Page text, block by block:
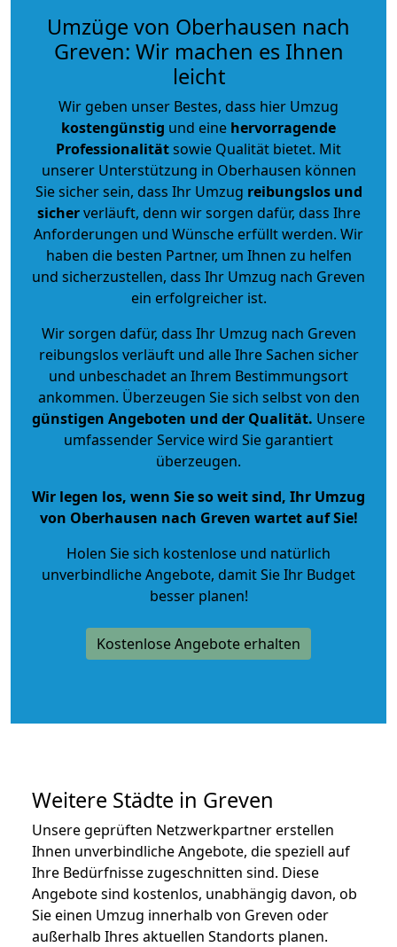
Umzüge von Oberhausen nach
Greven: Wir machen es Ihnen
leicht
Wir geben unser Bestes, dass hier Umzug
kostengünstig und eine hervorragende
Professionalitätsowie Qualität bietet. Mit
unserer Unterstützung in Oberhausen können
Sie sicher sein, dass Ihr Umzug reibungslos und
sicherverläuft, denn wir sorgen dafür, dass Ihre
Anforderungen und Wünsche erfüllt werden. Wir
haben die besten Partner, um Ihnen zu helfen
und sicherzustellen, dass Ihr Umzug nach Greven
ein erfolgreicher ist.
Wir sorgen dafür, dass Ihr Umzug nach Greven
reibungslos verläuft und alle Ihre Sachen sicher
und unbeschadet an Ihrem Bestimmungsort
ankommen. Überzeugen Sie sich selbst von den
günstigen Angeboten und der Qualität. Unsere
umfassender Service wird Sie garantiert
überzeugen.
Wir legen los, wenn Sie so weit sind, Ihr Umzug
von Oberhausen nach Greven wartet auf Sie!
Holen Sie sich kostenlose und natürlich
unverbindliche Angebote, damit Sie Ihr Budget
besser planen!
Kostenlose Angebote erhalten
Weitere Städte in Greven
Unsere geprüften Netzwerkpartner erstellen
Ihnen unverbindliche Angebote, die speziell auf
Ihre Bedürfnisse zugeschnitten sind. Diese
Angebote sind kostenlos, unabhängig davon, ob
Sie einen Umzug innerhalb von Greven oder
außerhalb Ihres aktuellen Standorts planen.